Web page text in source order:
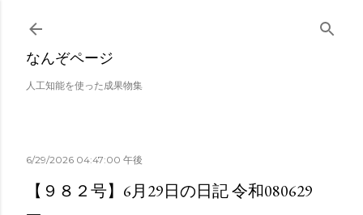
スキップしてメイン コンテンツに移動
なんぞページ
人工知能を使った成果物集
6/29/2026 04:47:00 午後
【９８２号】6月29日の日記 令和080629